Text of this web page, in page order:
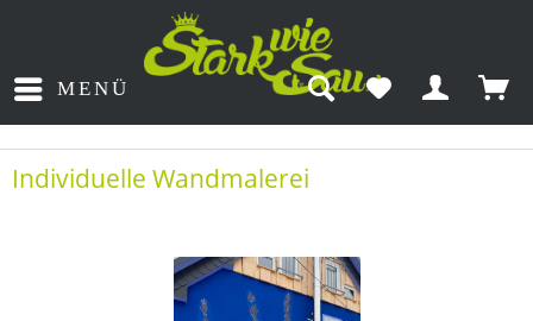
MENÜ
Individuelle Wandmalerei